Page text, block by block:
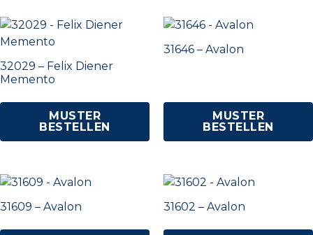
32029 – Felix Diener
Memento
MUSTER
BESTELLEN
31646 – Avalon
MUSTER
BESTELLEN
31609 – Avalon 31602 – Avalon